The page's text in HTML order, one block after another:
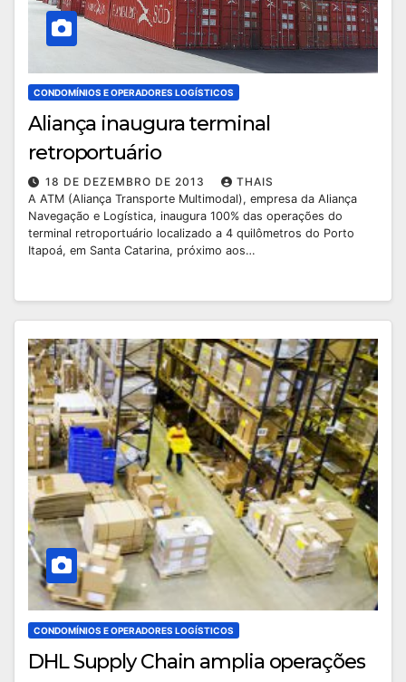
CONDOMÍNIOS E OPERADORES LOGÍSTICOS
Aliança inaugura terminal
retroportuário
18 DE DEZEMBRO DE 2013
THAIS
A ATM (Aliança Transporte Multimodal), empresa da Aliança
Navegação e Logística, inaugura 100% das operações do
terminal retroportuário localizado a 4 quilômetros do Porto
Itapoá, em Santa Catarina, próximo aos…
CONDOMÍNIOS E OPERADORES LOGÍSTICOS
DHL Supply Chain amplia operações